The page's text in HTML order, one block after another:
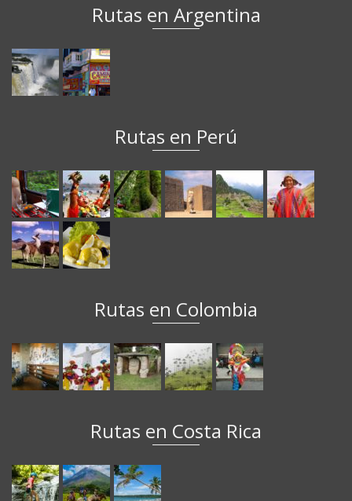
Rutas en Argentina
Rutas en Perú
Rutas en Colombia
Rutas en Costa Rica